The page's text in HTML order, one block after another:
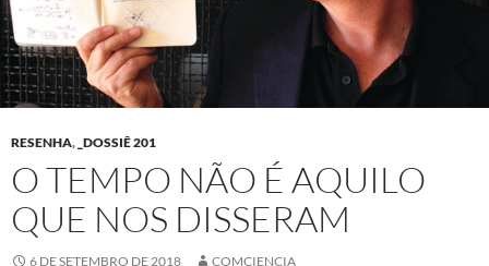
RESENHA, _DOSSIÊ 201
O TEMPO NÃO É AQUILO
QUE NOS DISSERAM
6 DE SETEMBRO DE 2018 COMCIENCIA